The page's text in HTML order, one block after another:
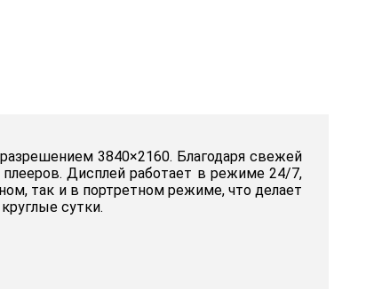
3840×2160. Благодаря свежей
Дисплей работает в режиме 24/7,
так и в портретном режиме, что делает
сутки.